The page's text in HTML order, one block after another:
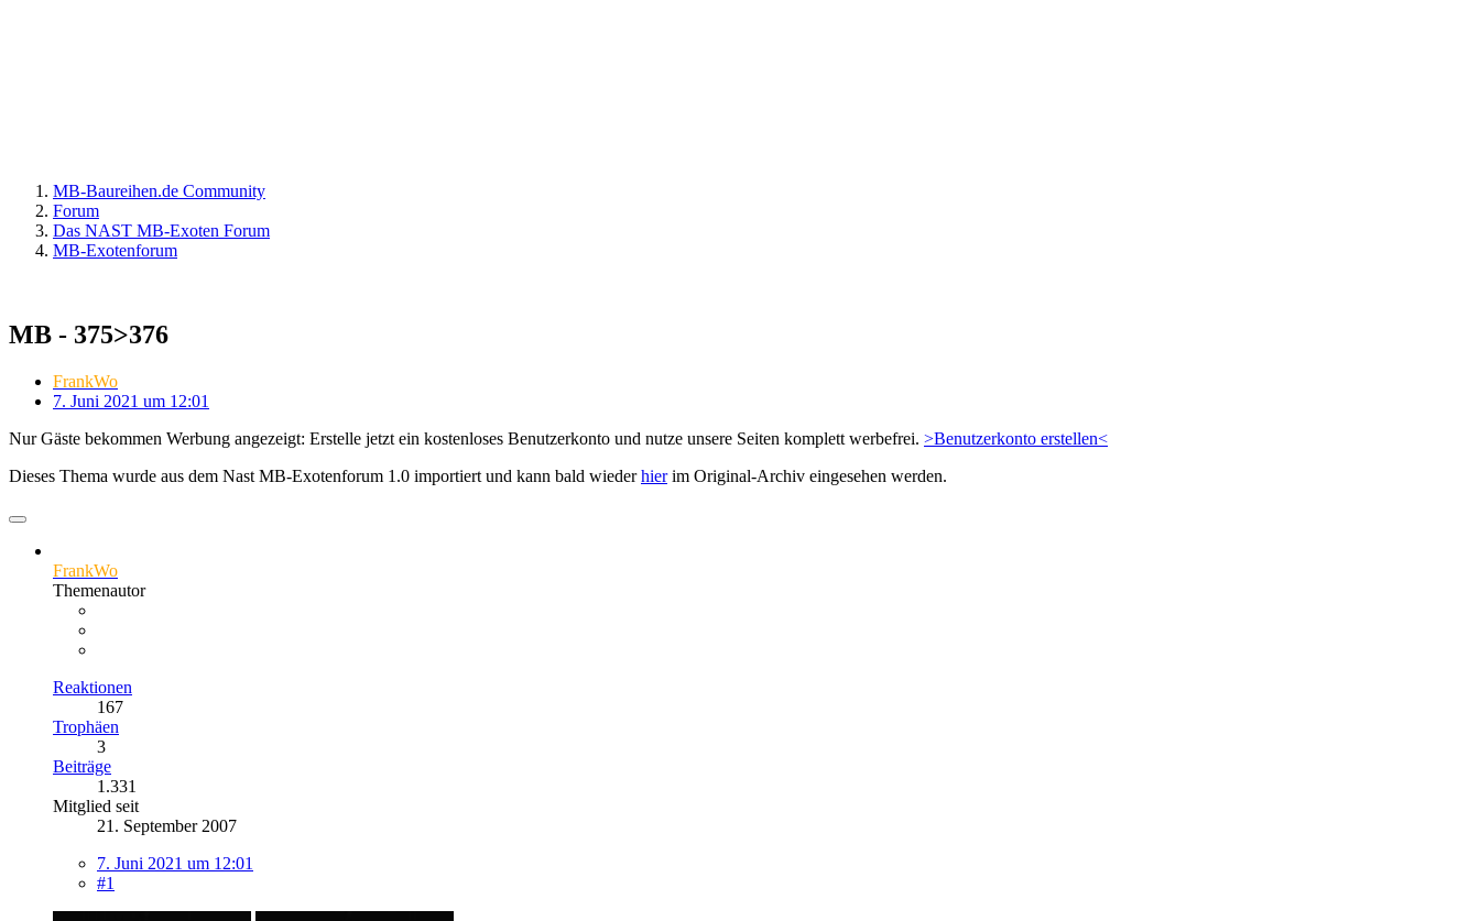
MB-Baureihen.de Community
Forum
Das NAST MB-Exoten Forum
MB-Exotenforum
MB - 375>376
FrankWo
7. Juni 2021 um 12:01
Nur Gäste bekommen Werbung angezeigt: Erstelle jetzt ein kostenloses Benutzerkonto und nutze unsere Seiten komplett werbefrei. >Benutzerkonto erstellen<
Dieses Thema wurde aus dem Nast MB-Exotenforum 1.0 importiert und kann bald wiederhierim Original-Archiv eingesehen werden.
FrankWo
Themenautor
Reaktionen
167
Trophäen
3
Beiträge
1.331
Mitglied seit
21. September 2007
7. Juni 2021 um 12:01
#1